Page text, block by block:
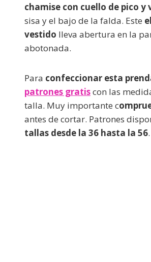
chamise con cuello de pico y
sisa y el bajo de la falda. Este
vestido lleva abertura en la
abotonada.
Para confeccionar esta
patrones gratiscon las
talla. Muy importante c
antes de cortar. Patrones
tallas desde la 36 hasta la 56.